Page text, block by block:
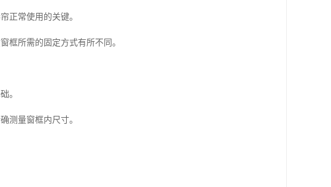
正常使用的关键。
框所需的固定方式有所不同。
。
测量窗框内尺寸。